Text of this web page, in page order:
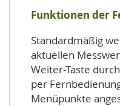
Funktionen der
Standardmäßig
aktuellen
Weiter-Taste
per
Menüpunkte